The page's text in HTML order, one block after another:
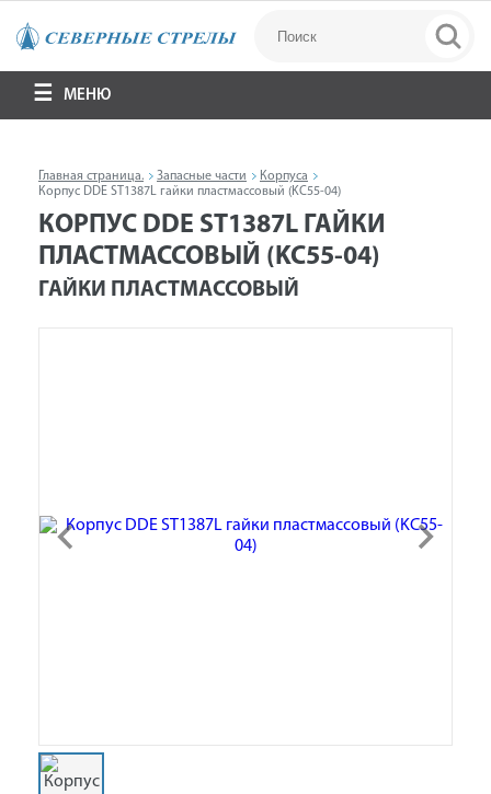
МЕНЮ
Главная страница. Запасные части
Корпуса
Корпус DDE ST1387L гайки пластмассовый (KC55-04)
КОРПУС DDE ST1387L ГАЙКИ
ПЛАСТМАССОВЫЙ (KC55-04)
ГАЙКИ ПЛАСТМАССОВЫЙ